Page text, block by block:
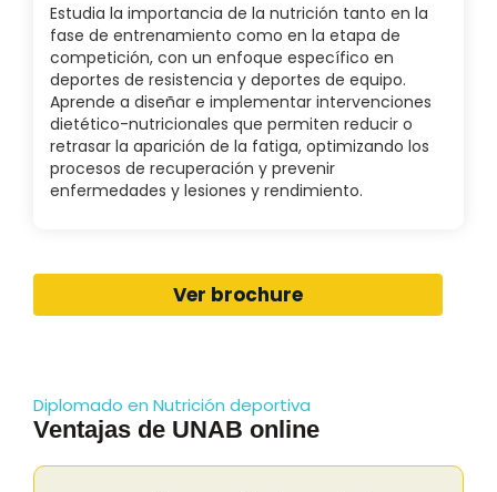
Estudia la importancia de la nutrición tanto en la
fase de entrenamiento como en la etapa de
competición, con un enfoque específico en
deportes de resistencia y deportes de equipo.
Aprende a diseñar e implementar intervenciones
dietético-nutricionales que permiten reducir o
retrasar la aparición de la fatiga, optimizando los
procesos de recuperación y prevenir
enfermedades y lesiones y rendimiento.
Ver brochure
Diplomado en Nutrición deportiva
Ventajas de UNAB online